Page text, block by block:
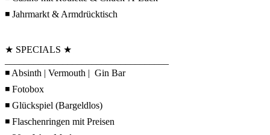
◾ Jahrmarkt & Armdrücktisch
★ SPECIALS ★
◾ Absinth | Vermouth | Gin Bar
◾ Fotobox
◾ Glückspiel (Bargeldlos)
◾ Flaschenringen mit Preisen